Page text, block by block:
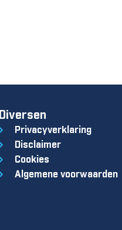
Diversen
Privacyverklaring
Disclaimer
Cookies
Algemene voorwaarden